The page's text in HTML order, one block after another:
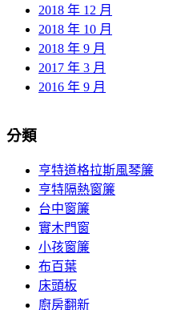
2018 年 12 月
2018 年 10 月
2018 年 9 月
2017 年 3 月
2016 年 9 月
分類
亨特道格拉斯風琴簾
亨特隔熱窗簾
台中窗簾
實木門窗
小孩窗簾
布百葉
床頭板
廚房翻新